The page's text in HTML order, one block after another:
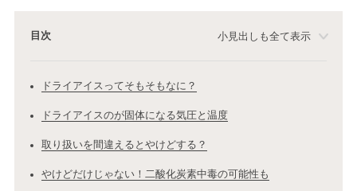
目次 小見出しも全て表示
ドライアイスってそもそもなに？
ドライアイスのが固体になる気圧と温度
取り扱いを間違えるとやけどする？
やけどだけじゃない！二酸化炭素中毒の可能性も